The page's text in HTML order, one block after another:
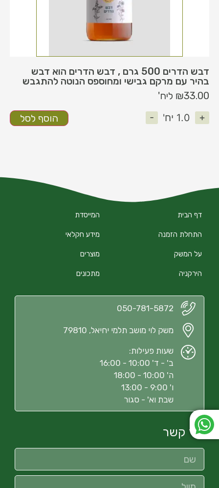
דבש הדרים 500 גרם , דבש הדרים הוא דבש
בהיר עם מרקם גבישי ומחוספס הנוטה להתגבש
₪33.00
ליח'
-
1.0 יח' + הוסף לסל
דף הבית
התחלת הזמנה
על המשק
הירקניה
המייסדת
מידע חקלאי
מוצרים
מתכונים
050-781-5872
משק לוי מושב תלמי יחיאל, 79810
שעות פעילות:
ב' - ד' 10:00 - 16:00
ה' 10:00 - 18:00
ו' 9:00 - 13:00
שבת וא' - סגור
צור קשר